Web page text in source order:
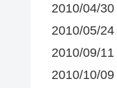
2010/04/
2010/05/
2010/09/
2010/10/